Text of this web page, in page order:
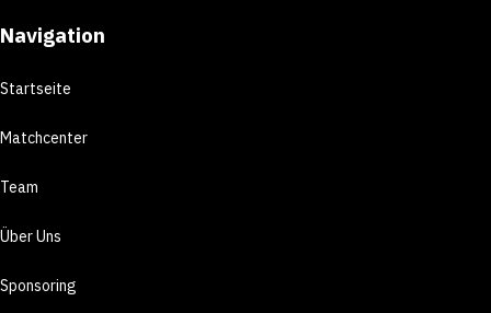
Navigation
Startseite
Matchcenter
Team
Über Uns
Sponsoring